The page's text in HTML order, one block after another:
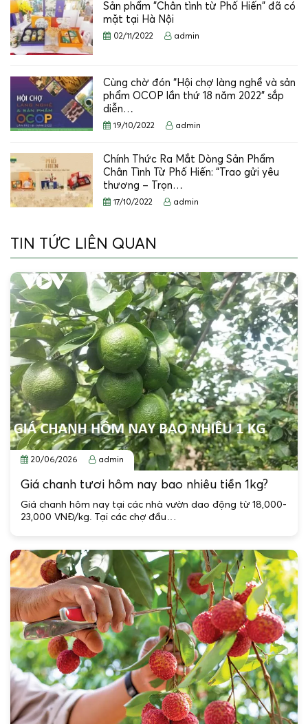
Sản phẩm "Chân tình từ Phố Hiến" đã có
mặt tại Hà Nội
02/11/2022 admin
Cùng chờ đón “Hội chợ làng nghề và sản
phẩm OCOP lần thứ 18 năm 2022” sắp
diễn…
19/10/2022 admin
Chính Thức Ra Mắt Dòng Sản Phẩm
Chân Tình Từ Phố Hiến: “Trao gửi yêu
thương – Trọn…
17/10/2022 admin
TIN TỨC LIÊN QUAN
20/06/2026 admin
Giá chanh tươi hôm nay bao nhiêu tiền 1kg?
Giá chanh hôm nay tại các nhà vườn dao động từ 18,000-
23,000 VNĐ/kg. Tại các chợ đầu…